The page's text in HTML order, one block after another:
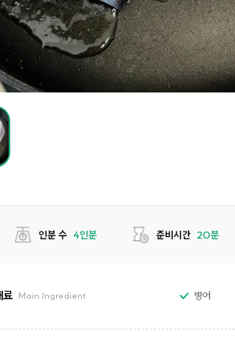
인분 수 4인분 준비시간 20분
료 Main Ingredient 병어